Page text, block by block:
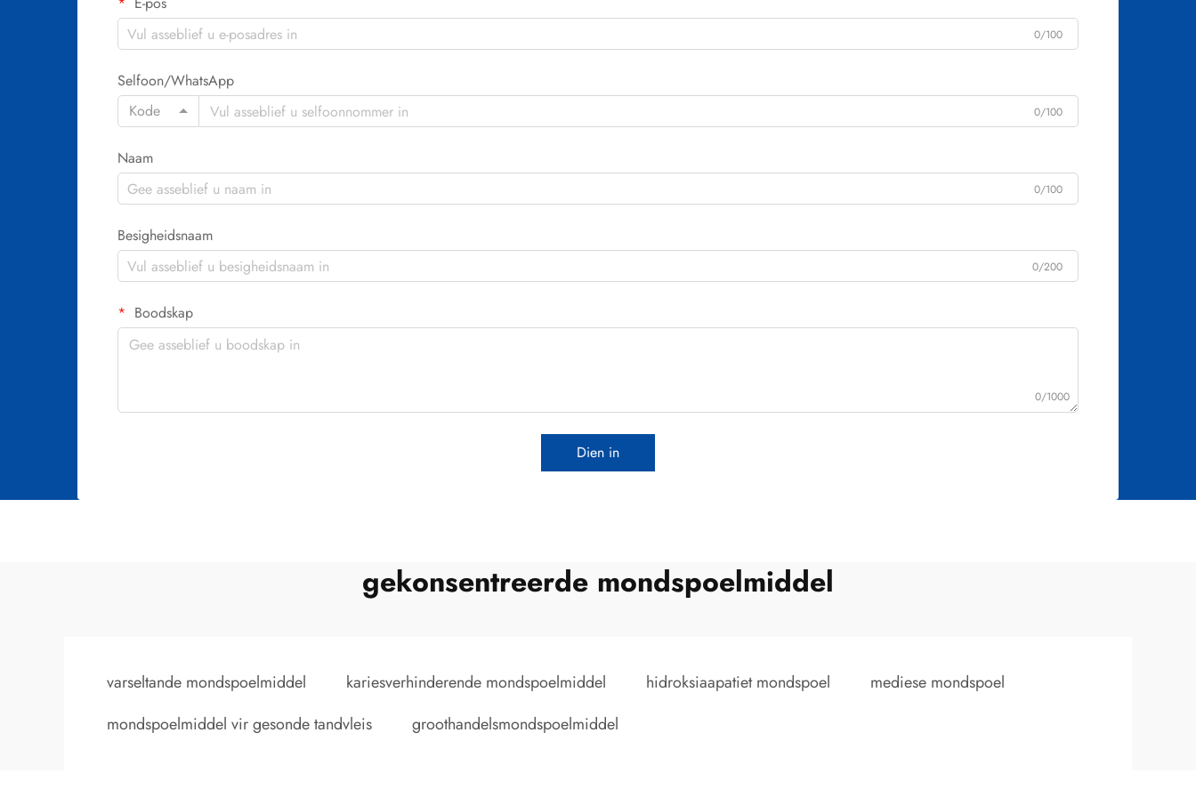
0/100
Selfoon/WhatsApp
Kode
0/100
Naam
0/100
Besigheidsnaam
0/200
Boodskap
0/1000
Dien in
gekonsentreerde mondspoelmiddel
varseltande mondspoelmiddel kariesverhinderende mondspoelmiddel hidroksiaapatiet mondspoel
mediese mondspoel
mondspoelmiddel vir gesonde tandvleis
groothandelsmondspoelmiddel